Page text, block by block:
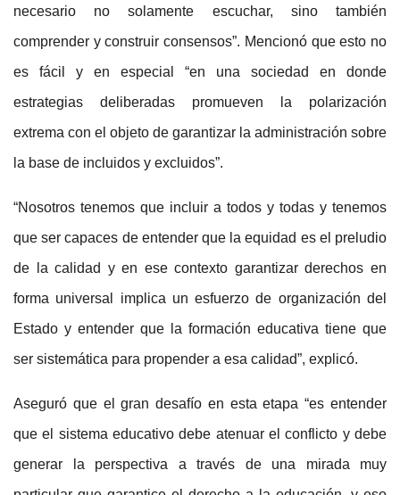
necesario no solamente escuchar, sino también
comprender y construir consensos”. Mencionó que esto no
es fácil y en especial “en una sociedad en donde
estrategias deliberadas promueven la polarización
extrema con el objeto de garantizar la administración sobre
la base de incluidos y excluidos”.
“Nosotros tenemos que incluir a todos y todas y tenemos
que ser capaces de entender que la equidad es el preludio
de la calidad y en ese contexto garantizar derechos en
forma universal implica un esfuerzo de organización del
Estado y entender que la formación educativa tiene que
ser sistemática para propender a esa calidad”, explicó.
Aseguró que el gran desafío en esta etapa “es entender
que el sistema educativo debe atenuar el conflicto y debe
generar la perspectiva a través de una mirada muy